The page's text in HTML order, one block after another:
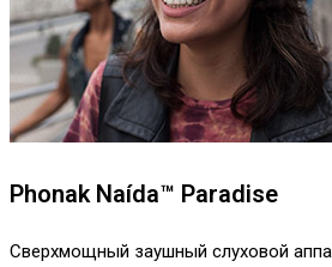
Phonak Naída™ Paradise
Сверхмощный заушный слуховой